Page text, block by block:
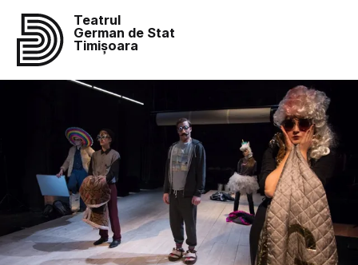
Teatrul
German de Stat
Timișoara